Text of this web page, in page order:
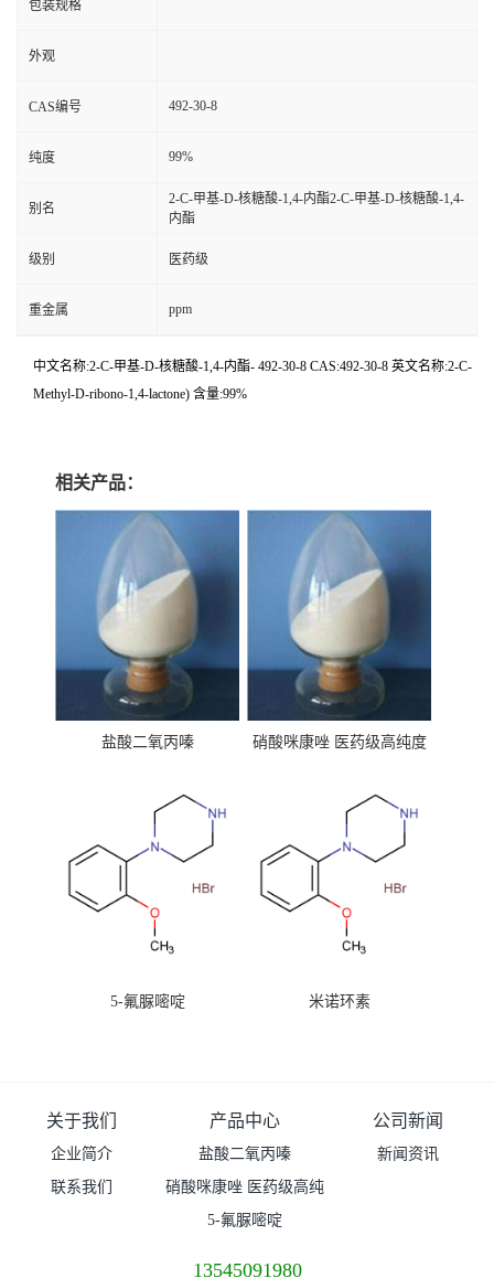
包装规格
外观
CAS编号 492-30-8
纯度 99%
别名
2-C-甲基-D-核糖酸-1,4-内酯2-C-甲基-D-核糖酸-1,4-
内酯
级别 医药级
重金属 ppm
中文名称:2-C-甲基-D-核糖酸-1,4-内酯- 492-30-8 CAS:492-30-8 英文名称:2-C-
Methyl-D-ribono-1,4-lactone) 含量:99%
相关产品：
盐酸二氧丙嗪
硝酸咪康唑 医药级高纯度
5-氟脲嘧啶 米诺环素
关于我们
企业简介
联系我们
产品中心
盐酸二氧丙嗪
硝酸咪康唑 医药级高纯
度99%原粉
5-氟脲嘧啶
公司新闻
新闻资讯
13545091980